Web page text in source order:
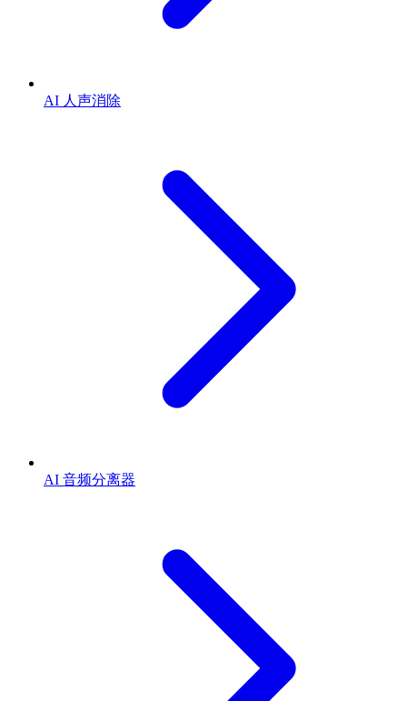
AI 人声消除
AI 音频分离器